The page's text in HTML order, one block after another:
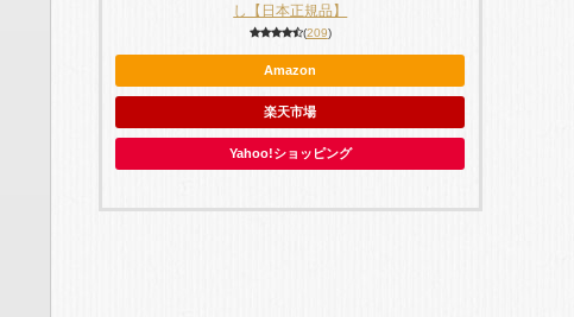
し【日本正規品】
(209)
Amazon
楽天市場
Yahoo!ショッピング